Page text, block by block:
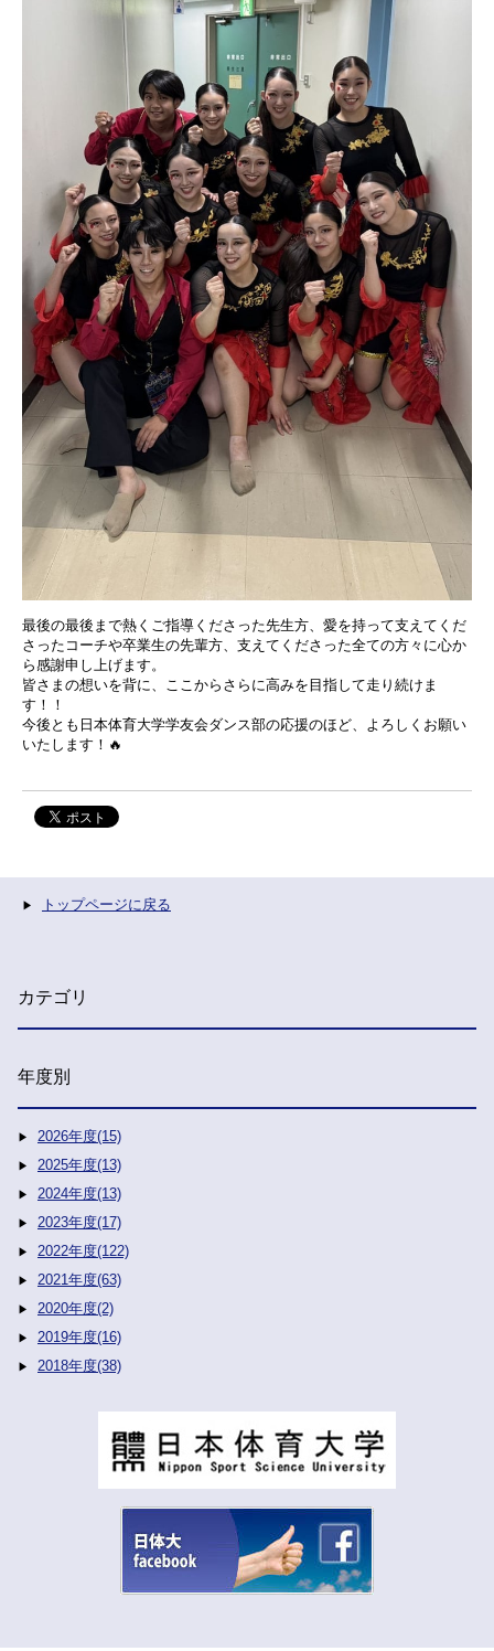
最後の最後まで熱くご指導くださった先生方、愛を持って支えてくだ
さったコーチや卒業生の先輩方、支えてくださった全ての方々に心か
ら感謝申し上げます。
皆さまの想いを背に、ここからさらに高みを目指して走り続けま
す！！
今後とも日本体育大学学友会ダンス部の応援のほど、よろしくお願い
いたします！🔥
トップページに戻る
カテゴリ
年度別
2026年度(15)
2025年度(13)
2024年度(13)
2023年度(17)
2022年度(122)
2021年度(63)
2020年度(2)
2019年度(16)
2018年度(38)